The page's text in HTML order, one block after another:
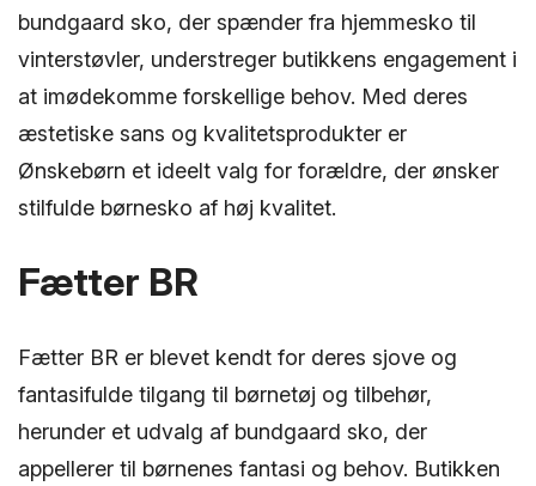
bundgaard sko, der spænder fra hjemmesko til
vinterstøvler, understreger butikkens engagement i
at imødekomme forskellige behov. Med deres
æstetiske sans og kvalitetsprodukter er
Ønskebørn et ideelt valg for forældre, der ønsker
stilfulde børnesko af høj kvalitet.
Fætter BR
Fætter BR er blevet kendt for deres sjove og
fantasifulde tilgang til børnetøj og tilbehør,
herunder et udvalg af bundgaard sko, der
appellerer til børnenes fantasi og behov. Butikken